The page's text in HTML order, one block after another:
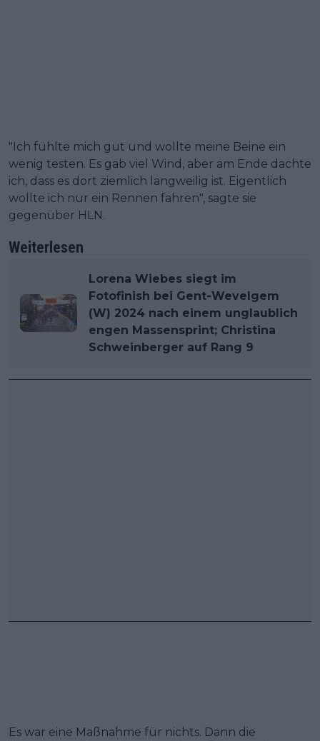
"Ich fühlte mich gut und wollte meine Beine ein
wenig testen. Es gab viel Wind, aber am Ende dachte
ich, dass es dort ziemlich langweilig ist. Eigentlich
wollte ich nur ein Rennen fahren", sagte sie
gegenüber HLN.
Weiterlesen
Lorena Wiebes siegt im
Fotofinish bei Gent-Wevelgem
(W) 2024 nach einem unglaublich
engen Massensprint; Christina
Schweinberger auf Rang 9
Es war eine Maßnahme für nichts. Dann die